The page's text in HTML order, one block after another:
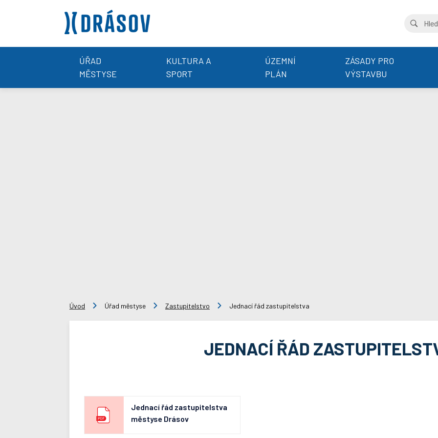
ÚŘAD
MĚSTYSE
KULTURA A
SPORT
ÚZEMNÍ
PLÁN
ZÁSADY PRO
VÝSTAVBU
Úvod Úřad městyse Zastupitelstvo Jednací řád zastupitelstva
JEDNACÍ ŘÁD
Jednací řád zastupitelstva
městyse Drásov